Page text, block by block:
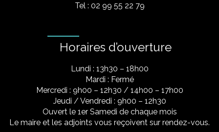
Tel : 02 99 55 22 79
Horaires d’ouverture
Lundi : 13h30 – 18h00
Mardi : Fermé
Mercredi : 9h00 – 12h30 / 14h00 – 17h00
Jeudi / Vendredi : 9h00 – 12h30
Ouvert le 1er Samedi de chaque mois
Le maire et les adjoints vous reçoivent sur rendez-vous.